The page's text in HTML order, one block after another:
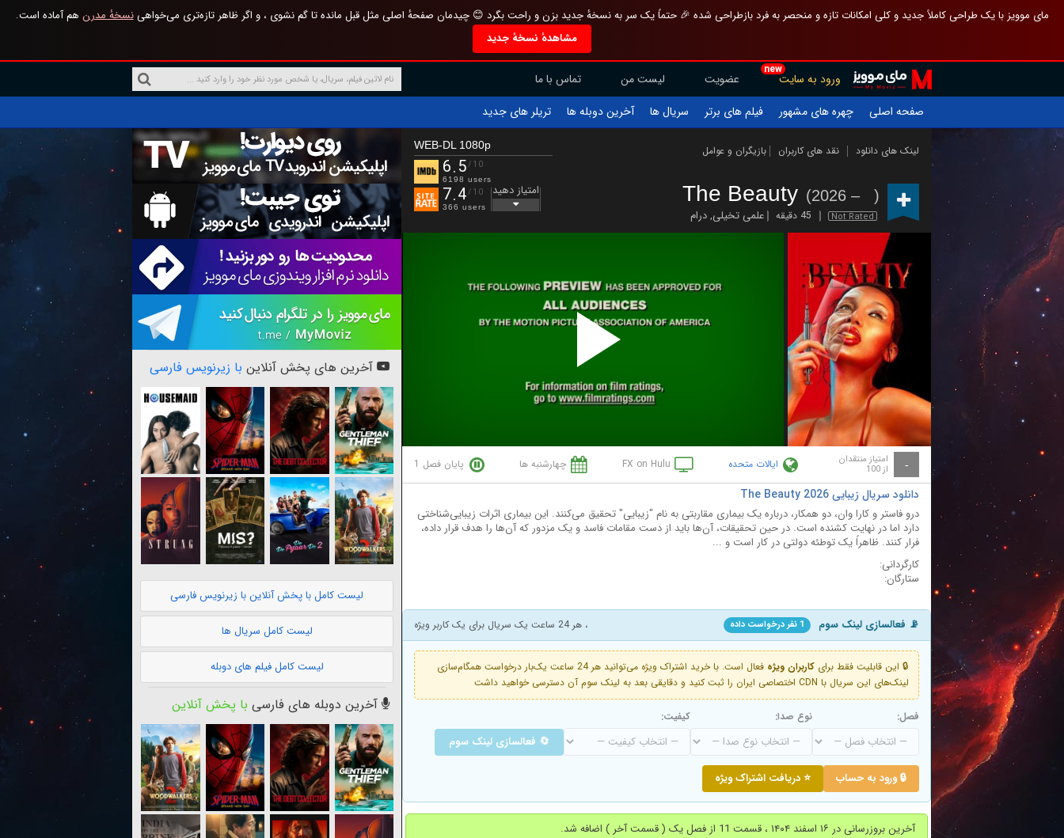
مای موویز با یک طراحی کاملاً جدید و کلی امکانات تازه و منحصر به فرد بازطراحی شده 🎉 حتماً یک سر به نسخهٔ جدید بزن و راحت بگرد 😊 چیدمان صفحهٔ اصلی مثل قبل مانده تا گم نشوی ، و اگر ظاهر تازه‌تری می‌خواهینسخهٔ مدرن هم آماده است.
مشاهدهٔ نسخهٔ جدید
new
ورود به سایت عضویت لیست من
تماس با ما
صفحه اصلی
چهره های مشهور فیلم های برتر سریال ها آخرین دوبله ها تریلر های جدید
لینک های دانلود نقد های کاربران بازیگران و عوامل
The Beauty (2026 – )
Not Rated 45 دقیقه علمی تخیلی,درام
WEB-DL 1080p
6.5/10
6198 users
7.4/10
366 users
امتیاز دهید
Play
Video
- امتیاز منتقدان
از 100 ایالات متحده FX on Hulu چهارشنبه ها پایان فصل 1
دانلود سریال زیبایی The Beauty 2026
درو فاستر و کارا وان، دو همکار، درباره یک بیماری مقاربتی به نام "زیبایی" تحقیق می‌کنند. این بیماری اثرات زیبایی‌شناختی
دارد اما در نهایت کشنده است. در حین تحقیقات، آن‌ها باید از دست مقامات فاسد و یک مزدور که آن‌ها را هدف قرار داده،
فرار کنند. ظاهراً یک توطئه دولتی در کار است و ...
کارگردانی:
ستارگان:
📡 فعالسازی لینک سوم 1 نفر درخواست داده ، هر 24 ساعت یک سریال برای یک کاربر ویژه
🔒 این قابلیت فقط برای کاربران ویژه
فعال است. با خرید اشتراک ویژه می‌توانید هر 24 ساعت یک‌بار درخواست همگام‌سازی
لینک‌های این سریال با CDN اختصاصی ایران را ثبت کنید و دقایقی بعد به لینک سوم آن دسترسی خواهید داشت
فصل: نوع صدا: کیفیت:
🔄 فعالسازی لینک سوم
🔒 ورود به حساب ⭐ دریافت اشتراک ویژه
آخرین بروزرسانی در ۱۶ اسفند ۱۴۰۴ ، قسمت 11 از فصل یک ( قسمت آخر ) اضافه شد.
آخرین های پخش آنلاین با زیرنویس فارسی
لیست کامل با پخش آنلاین با زیرنویس فارسی
لیست کامل سریال ها
لیست کامل فیلم های دوبله
آخرین دوبله های فارسی با پخش آنلاین